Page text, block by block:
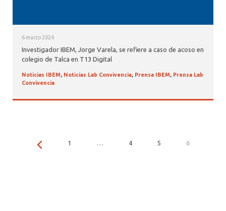
6 marzo 2024
Investigador IBEM, Jorge Varela, se refiere a caso de acoso en
colegio de Talca en T13 Digital
Noticias IBEM, Noticias Lab Convivencia, Prensa IBEM, Prensa Lab
Convivencia
1 … 4 5 6